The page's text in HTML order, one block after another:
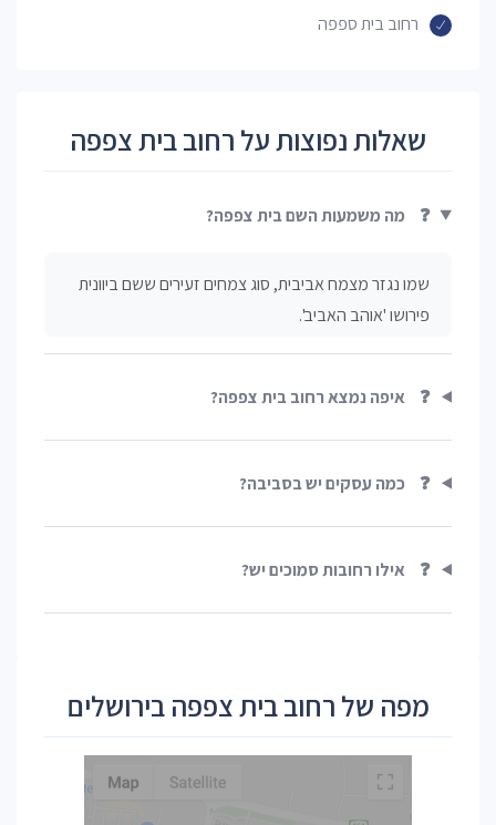
רחוב בית ספפה
שאלות נפוצות על רחוב בית צפפה
❓ מה משמעות השם בית צפפה?
שמו נגזר מצמח אביבית, סוג צמחים זעירים ששם ביוונית
פירושו 'אוהב האביב'.
❓ איפה נמצא רחוב בית צפפה?
❓ כמה עסקים יש בסביבה?
❓ אילו רחובות סמוכים יש?
מפה של רחוב בית צפפה בירושלים